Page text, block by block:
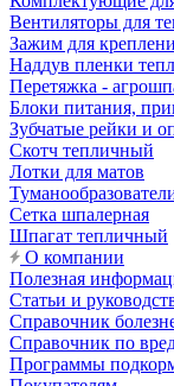
Вентиляторы для
Зажим для
Наддув пленки
Перетяжка -
Блоки питания,
Зубчатые рейки и
Скотч тепличный
Лотки для матов
Сетка шпалерная
Шпагат тепличный
О компании
Полезная
Статьи и
Справочник
Справочник по
Программы